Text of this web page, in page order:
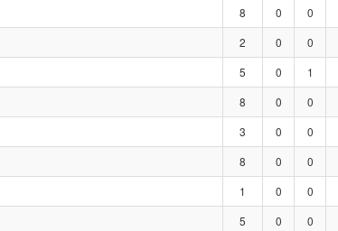
8 0 0
2 0 0
5 0 1
8 0 0
3 0 0
8 0 0
1 0 0
5 0 0